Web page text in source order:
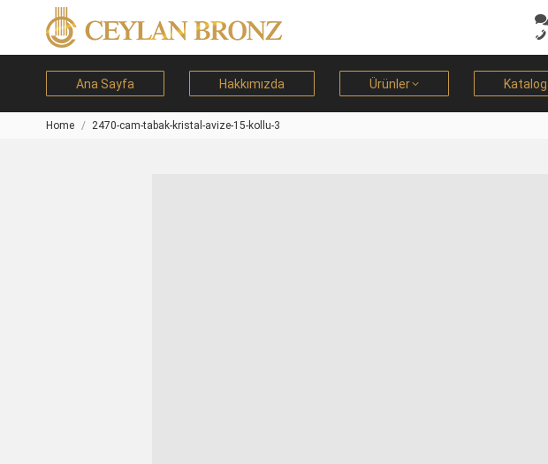
Ana Sayfa Hakkımızda Ürünler Katalog
You are here:
Home 2470-cam-tabak-kristal-avize-15-kollu-3